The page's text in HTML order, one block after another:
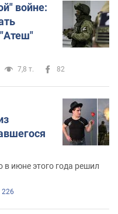
войне:
7,8 т. 82
июне этого года решил
226